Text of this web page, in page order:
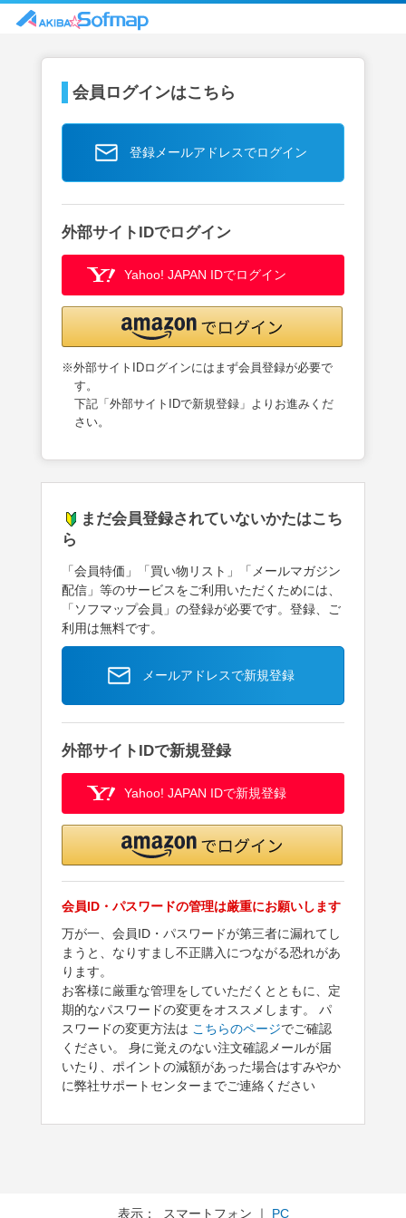
会員ログインはこちら
登録メールアドレスでログイン
外部サイトIDでログイン
Yahoo! JAPAN IDでログイン
※外部サイトIDログインにはまず会員登録が必要で
す。
下記「外部サイトIDで新規登録」よりお進みくだ
さい。
まだ会員登録されていないかたはこち
ら
「会員特価」「買い物リスト」「メールマガジン
配信」等のサービスをご利用いただくためには、
「ソフマップ会員」の登録が必要です。登録、ご
利用は無料です。
メールアドレスで新規登録
外部サイトIDで新規登録
Yahoo! JAPAN IDで新規登録
会員ID・パスワードの管理は厳重にお願いします
万が一、会員ID・パスワードが第三者に漏れてし
まうと、なりすまし不正購入につながる恐れがあ
ります。
お客様に厳重な管理をしていただくとともに、定
期的なパスワードの変更をオススメします。 パ
スワードの変更方法は こちらのページでご確認
ください。 身に覚えのない注文確認メールが届
いたり、ポイントの減額があった場合はすみやか
に弊社サポートセンターまでご連絡ください
表示： スマートフォン ｜ PC